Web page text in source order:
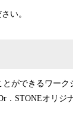
い。
ができるワーク
．STONEオリジ